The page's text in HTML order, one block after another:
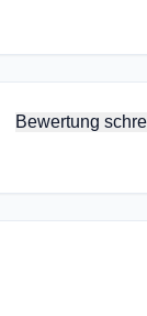
Bewertung